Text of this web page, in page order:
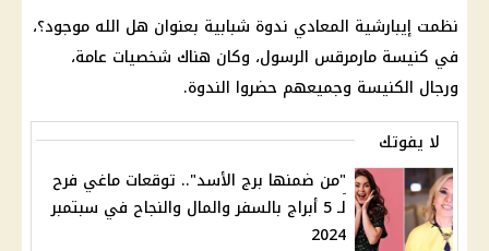
نظمت إيبارشية المعادي ندوة شبابية بعنوان هل الله موجود؟،
في كنيسة مارمرقس الرسول، وكان هناك شخصيات عامة،
ورجال الكنيسة وجميعهم حضروا الندوة.
لا يفوتك
"من ضمنها برج الأسد".. توقعات ماغي فرح
لـ 5 أبراج بالسفر والمال والنجاح في سبتمبر
2024